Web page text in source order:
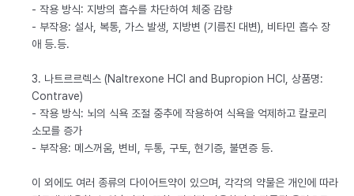
- 작용 방식: 지방의 흡수를 차단하여 체중 감량
- 부작용: 설사, 복통, 가스 발생, 지방변 (기름진 대변), 비타민 흡수 장
애 등.등.
3. 나트르르렉스 (Naltrexone HCl and Bupropion HCl, 상품명:
Contrave)
- 작용 방식: 뇌의 식욕 조절 중추에 작용하여 식욕을 억제하고 칼로리
소모를 증가
- 부작용: 메스꺼움, 변비, 두통, 구토, 현기증, 불면증 등.
이 외에도 여러 종류의 다이어트약이 있으며, 각각의 약물은 개인에 따라